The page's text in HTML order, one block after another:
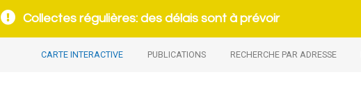
Collectes régulières: des délais sont à prévoir
CARTE INTERACTIVE PUBLICATIONS RECHERCHE PAR ADRESSE